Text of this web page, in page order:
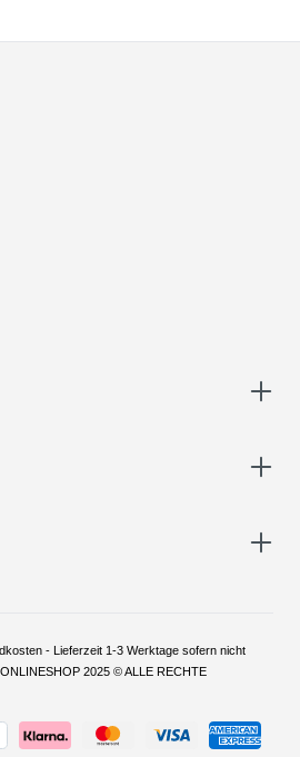
- Lieferzeit 1-3 Werktage sofern nicht
2025 © ALLE RECHTE